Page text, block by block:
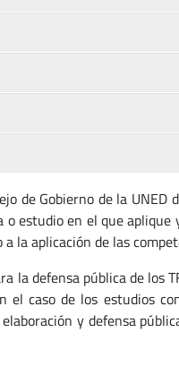
de Gobierno de la
estudio en el que
la aplicación de las
la defensa pública de los
caso de los estudios
y defensa